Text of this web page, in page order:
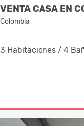
Colombia
3 Habitaciones / 4